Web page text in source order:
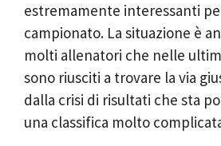
estremamente interessanti
campionato. La situazione è
molti allenatori che nelle
sono riusciti a trovare la via
dalla crisi di risultati che sta
una classifica molto